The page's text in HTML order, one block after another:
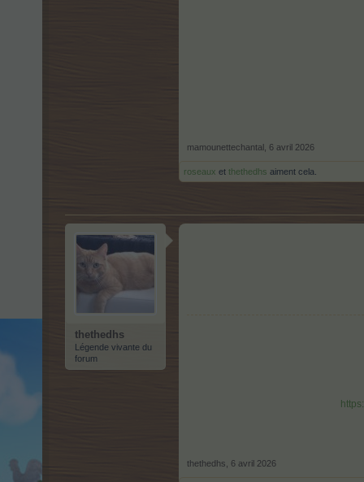
mamounettechantal 6 avril 2026
roseaux et thethedhs aiment cela.
thethedhs
Légende vivante du
forum
thethedhs 6 avril 2026